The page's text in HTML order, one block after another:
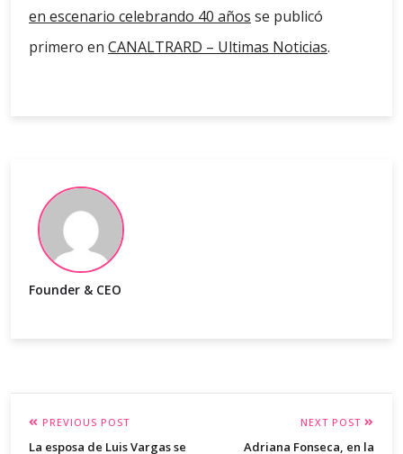
en escenario celebrando 40 años se publicó
primero en CANALTRARD – Ultimas Noticias.
Founder & CEO
PREVIOUS POST
La esposa de Luis Vargas se
NEXT POST
Adriana Fonseca, en la